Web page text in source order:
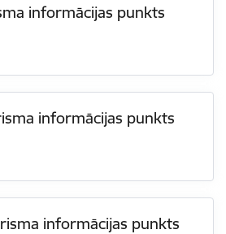
informācijas punkts
informācijas punkts
informācijas punkts